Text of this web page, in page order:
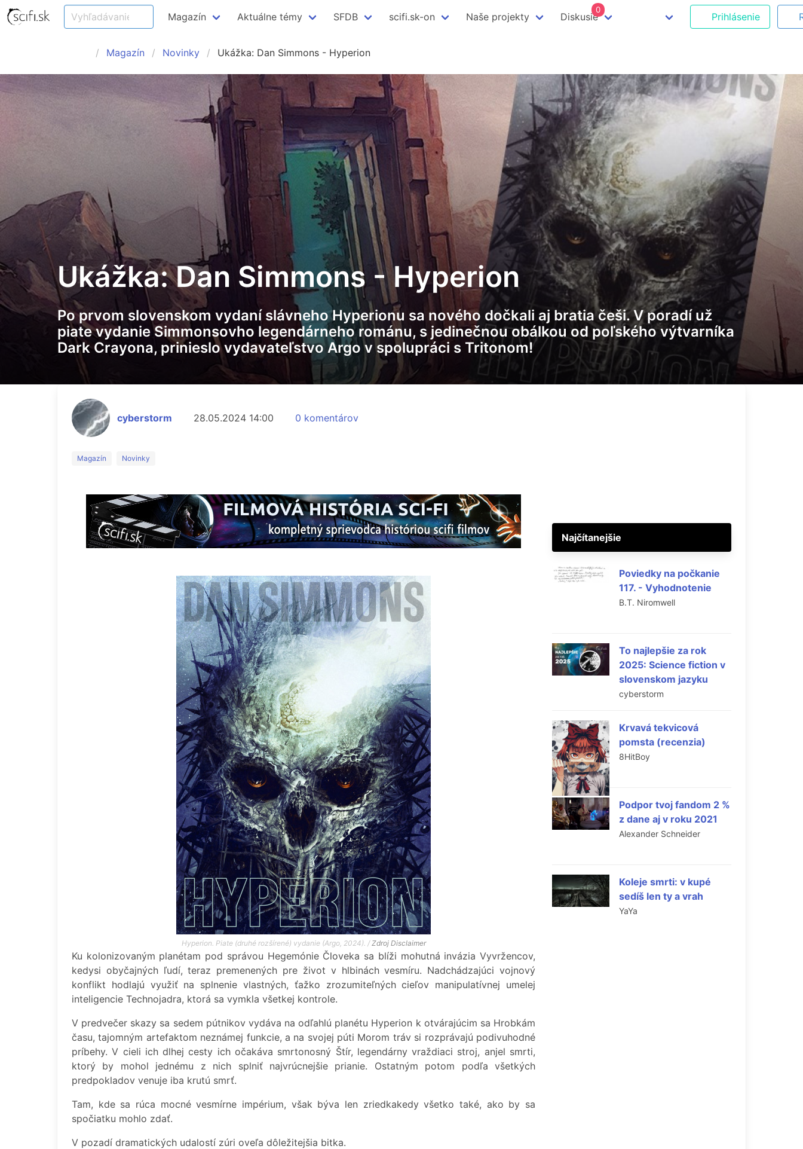
Magazín Aktuálne témy SFDB scifi.sk-on Naše projekty Diskusie
0
Prihlásenie
Magazín Novinky Ukážka: Dan Simmons - Hyperion
Ukážka: Dan Simmons - Hyperion
Po prvom slovenskom vydaní slávneho Hyperionu sa nového dočkali aj bratia češi. V poradí už
piate vydanie Simmonsovho legendárneho románu, s jedinečnou obálkou od poľského výtvarníka
Dark Crayona, prinieslo vydavateľstvo Argo v spolupráci s Tritonom!
cyberstorm 28.05.2024 14:00 0 komentárov
Magazín Novinky
Hyperion. Piate (druhé rozšírené) vydanie (Argo, 2024). /Zdroj Disclaimer
Ku kolonizovaným planétam pod správou Hegemónie Človeka sa blíži mohutná invázia Vyvržencov,
kedysi obyčajných ľudí, teraz premenených pre život v hlbinách vesmíru. Nadchádzajúci vojnový
konflikt hodlajú využiť na splnenie vlastných, ťažko zrozumiteľných cieľov manipulatívnej umelej
inteligencie Technojadra, ktorá sa vymkla všetkej kontrole.
V predvečer skazy sa sedem pútnikov vydáva na odľahlú planétu Hyperion k otvárajúcim sa Hrobkám
času, tajomným artefaktom neznámej funkcie, a na svojej púti Morom tráv si rozprávajú podivuhodné
príbehy. V cieli ich dlhej cesty ich očakáva smrtonosný Štír, legendárny vraždiaci stroj, anjel smrti,
ktorý by mohol jednému z nich splniť najvrúcnejšie prianie. Ostatným potom podľa všetkých
predpokladov venuje iba krutú smrť.
Tam, kde sa rúca mocné vesmírne impérium, však býva len zriedkakedy všetko také, ako by sa
spočiatku mohlo zdať.
V pozadí dramatických udalostí zúri oveľa dôležitejšia bitka.
Najčítanejšie
Poviedky na počkanie
117. - Vyhodnotenie
B.T. Niromwell
To najlepšie za rok
2025: Science fiction v
slovenskom jazyku
cyberstorm
Krvavá tekvicová
pomsta (recenzia)
8HitBoy
Podpor tvoj fandom 2 %
z dane aj v roku 2021
Alexander Schneider
Koleje smrti: v kupé
sedíš len ty a vrah
YaYa